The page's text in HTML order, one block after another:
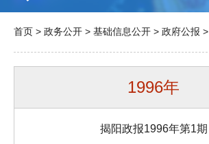
首页 > 政务公开 > 基础信息公开 > 政府公报 >
1996年
揭阳政报1996年第1期